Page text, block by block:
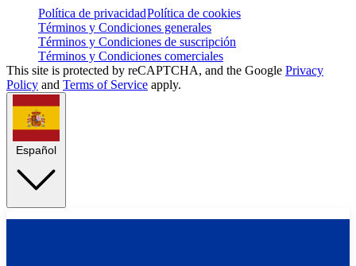
Política de privacidadPolítica de cookies
Términos y Condiciones generales
Términos y Condiciones de suscripción
Términos y Condiciones comerciales
This site is protected by reCAPTCHA, and the Google Privacy
Policy and Terms of Service apply.
Español